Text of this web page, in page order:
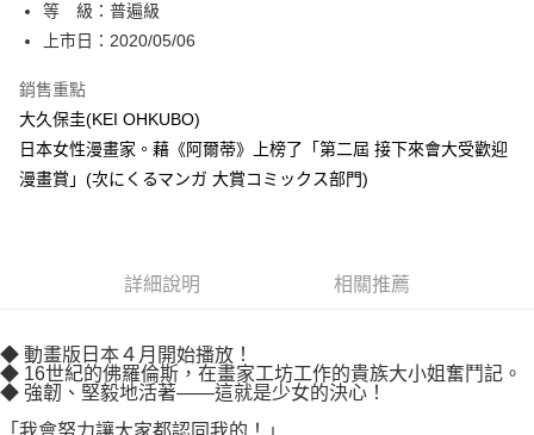
１．於結帳方式選擇「AFTEE先享後付」後，將跳轉至「AFTEE先享後付」
結帳頁面，進行簡訊認證並確認金額後，即可完成結帳。
２．訂單成立數日內，您將收到繳費通知簡訊。
ATM／網路銀行／等多元方式進行付款，方視為交易完成。
※ 請注意：結帳手續完成當下不需立刻繳費，但若您需要取消訂單，請聯絡
購買商品的店家。未經商家同意取消之訂單仍視為有效，需透過AFTEE先享
後付繳納相關費用。
※ 交易是否成功請以「AFTEE先享後付 」之結帳頁面顯示為準，若有關於
１．透過由恩沛科技股份有限公司提供之「AFTEE先享後付」服務完成之交
２．關於個人資料處理事宜，請瀏覽以下網址：
https://aftee.tw/terms/#terms3
３．未成年的使用者請事先徵得法定代理人或監護人之同意方可使用
「AFTEE先享後付」，若未經同意申辦者引起之損失，本公司不負相關責
付款後全家取貨
每筆NT$80，滿NT$500(含以上)免運費
付款後萊爾富取貨
每筆NT$80，滿NT$500(含以上)免運費
每筆NT$80，滿NT$500(含以上)免運費
等 級：普遍級
上市日：2020/05/06
銷售重點
大久保圭(KEI OHKUBO)
日本女性漫畫家。藉《阿爾蒂》上榜了「第二屆 接下來會大受歡迎
漫畫賞」(次にくるマンガ 大賞コミックス部門)
詳細說明 相關推薦
◆ 動畫版日本４月開始播放！
◆ 16世紀的佛羅倫斯，在畫家工坊工作的貴族大小姐奮鬥記。
◆ 強韌、堅毅地活著——這就是少女的決心！
「我會努力讓大家都認同我的！」